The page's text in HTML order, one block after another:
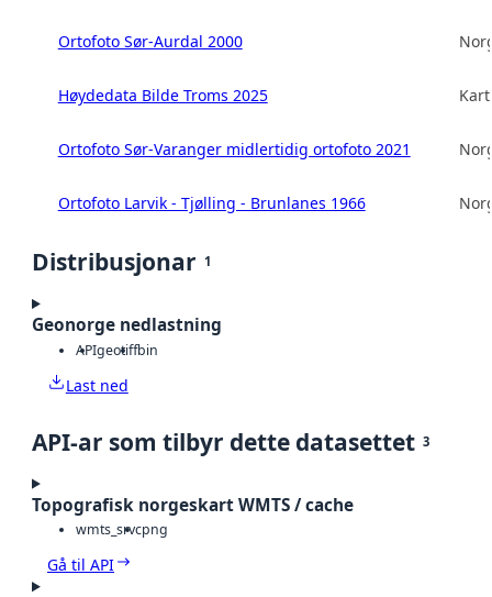
Ortofoto Sør-Aurdal 2000
Høydedata Bilde Troms 2025
Ortofoto Sør-Varanger midlertidig ortofoto 2021
Ortofoto Larvik - Tjølling - Brunlanes 1966
Distribusjonar 1
Geonorge nedlastning
APIgeotiffbin
Last ned
API-ar som tilbyr dette datasettet 3
Topografisk norgeskart WMTS / cache
wmts_srvcpng
Gå til API